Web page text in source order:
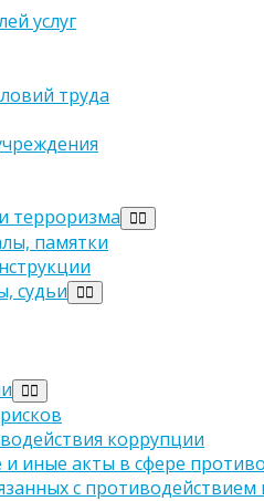
услуг
труда
терроризма
памятки
судьи
коррупции
иные акты в сфере
с противодействием